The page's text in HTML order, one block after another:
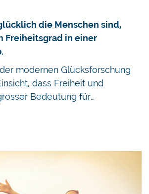
die Menschen sind,
Freiheitsgrad in einer
modernen Glücksforschung
dass Freiheit und
Bedeutung für…